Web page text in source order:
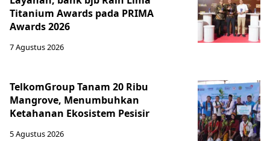
Titanium Awards pada PRIMA
Awards 2026
7 Agustus 2026
TelkomGroup Tanam 20 Ribu
Mangrove, Menumbuhkan
Ketahanan Ekosistem Pesisir
5 Agustus 2026